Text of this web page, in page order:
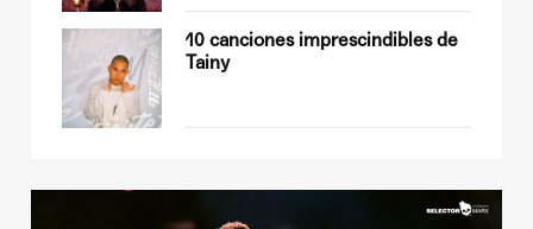
10 canciones imprescindibles de
Tainy